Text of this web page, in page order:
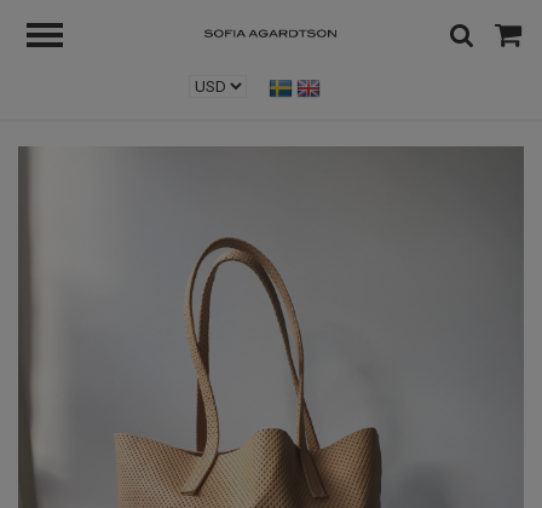
Raw Leather Tote Bag - Tan Perforated Leather